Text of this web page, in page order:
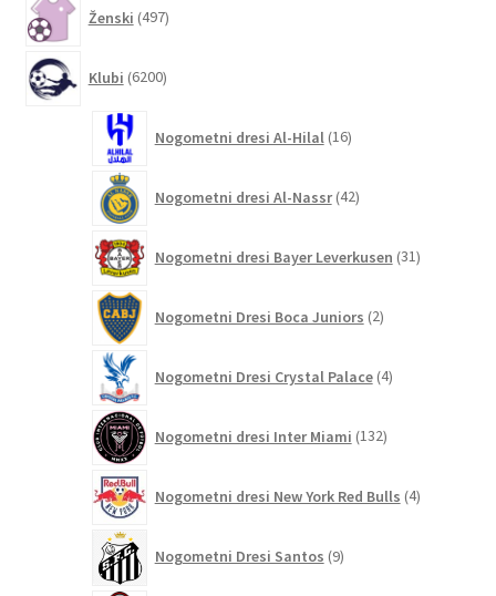
Ženski 497izdelkov
Klubi 6200izdelkov
Nogometni dresi Al-Hilal 16izdelkov
Nogometni dresi Al-Nassr 42izdelkov
Nogometni dresi Bayer Leverkusen 31izdelkov
Nogometni Dresi Boca Juniors 2izdelka
Nogometni Dresi Crystal Palace 4izdelki
Nogometni dresi Inter Miami 132izdelkov
Nogometni dresi New York Red Bulls 4izdelki
Nogometni Dresi Santos 9izdelkov